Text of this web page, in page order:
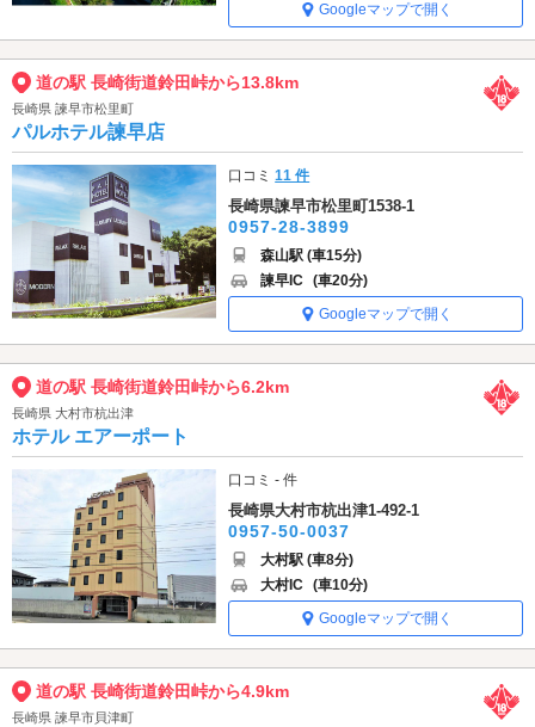
Googleマップで開く
道の駅 長崎街道鈴田峠から13.8km
長崎県 諫早市松里町
パルホテル諫早店
口コミ11 件
長崎県諫早市松里町1538-1
0957-28-3899
森山駅 (車15分)
諫早IC (車20分)
Googleマップで開く
道の駅 長崎街道鈴田峠から6.2km
長崎県 大村市杭出津
ホテル エアーポート
口コミ - 件
長崎県大村市杭出津1-492-1
0957-50-0037
大村駅 (車8分)
大村IC (車10分)
Googleマップで開く
道の駅 長崎街道鈴田峠から4.9km
長崎県 諫早市貝津町